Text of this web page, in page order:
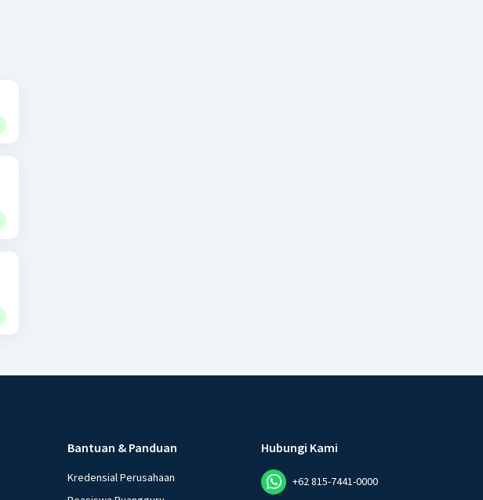
Bantuan & Panduan
Kredensial Perusahaan
Hubungi Kami
+62 815-7441-0000